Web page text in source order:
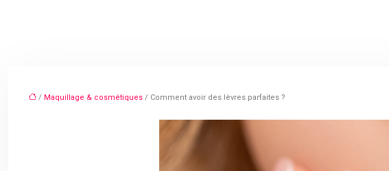
/ Maquillage & cosmétiques / Comment avoir des lèvres parfaites ?